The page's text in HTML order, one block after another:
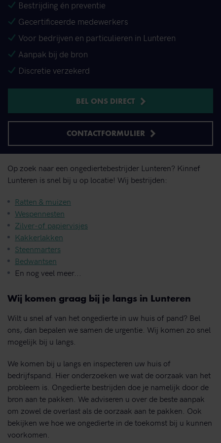
Bestrijding én preventie
Gecertificeerde medewerkers
Voor bedrijven en particulieren in Lunteren
Aanpak bij de bron
Discretie verzekerd
BEL ONS DIRECT
CONTACTFORMULIER
Op zoek naar een ongediertebestrijder Lunteren? Kinnef
Lunteren is snel bij u op locatie! Wij bestrijden:
Ratten & muizen
Wespennesten
Zilver-of papiervisjes
Kakkerlakken
Steenmarters
Bedwantsen
En nog veel meer...
Wij komen graag bij je langs in Lunteren
Wilt u snel af van het ongedierte in uw huis of pand? Bel
ons, dan bepalen we samen de urgentie. Wij komen zo snel
mogelijk bij u langs.
We komen bij u langs en inspecteren uw huis of
bedrijfspand. Hier onderzoeken we wat de oorzaak van het
probleem is. Ongedierte bestrijden doe je namelijk door de
bron aan te pakken. We adviseren u over de beste aanpak
om zowel de overlast als de oorzaak aan te pakken. Ook
bekijken we hoe we ongedierte in de toekomst bij u kunnen
voorkomen.